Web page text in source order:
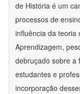
de História é um
processos de
influência da teoria
Aprendizagem,
debruçado sobre a
estudantes e
incorporação